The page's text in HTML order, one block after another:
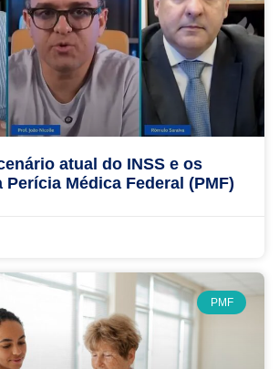
atual do INSS e os
Perícia Médica Federal (PMF)
PMF